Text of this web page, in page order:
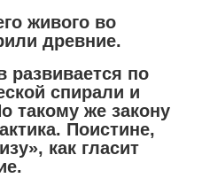
живого во
древние.
разви­вается по
спирали и
такому же закону
Поистине,
как гласит